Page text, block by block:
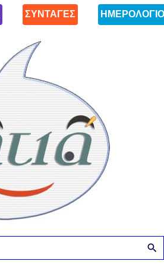
ΣΥΝΤΑΓΕΣ ΗΜΕΡΟΛΟΓΙΟ